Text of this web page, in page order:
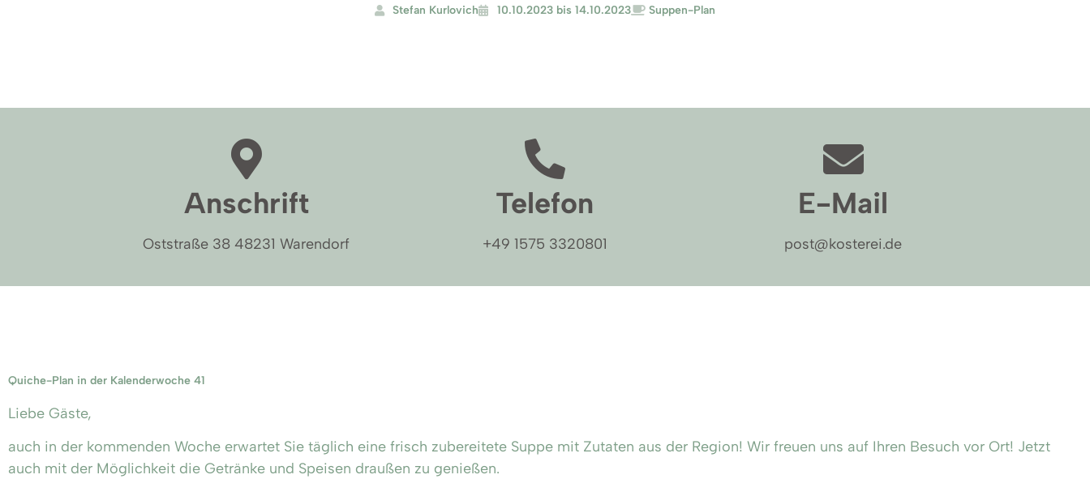
Stefan Kurlovich 10.10.2023 bis 14.10.2023 Suppen-Plan
Anschrift
Oststraße 38 48231 Warendorf
Telefon
+49 1575 3320801
E-Mail
post@kosterei.de
Quiche-Plan in der Kalenderwoche 41
Liebe Gäste,
auch in der kommenden Woche erwartet Sie täglich eine frisch zubereitete Suppe mit Zutaten aus der Region! Wir freuen uns auf Ihren Besuch vor Ort! Jetzt
auch mit der Möglichkeit die Getränke und Speisen draußen zu genießen.